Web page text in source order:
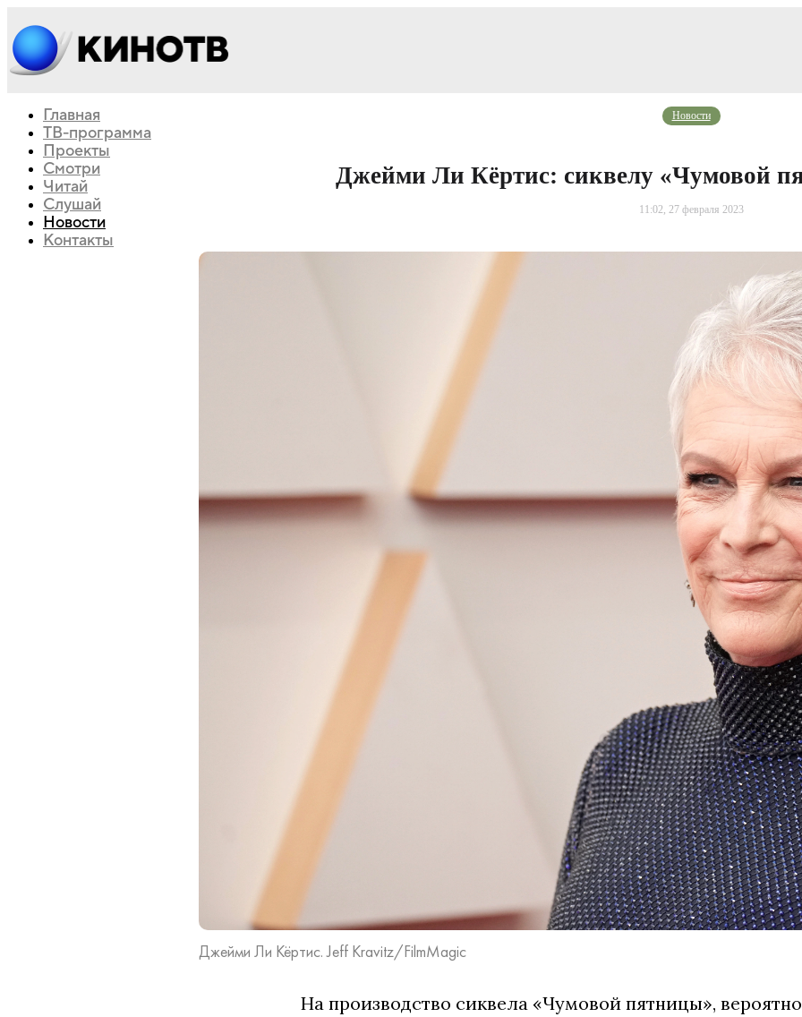
Главная
ТВ-программа
Проекты
Смотри
Читай
Слушай
Новости
Контакты
Новости
Джейми Ли Кёртис: сиквелу «Чумовой
11:02, 27 февраля 2023
Джейми Ли Кёртис. Jeff Kravitz/FilmMagic
На производство сиквела «Чумовой пятницы»,